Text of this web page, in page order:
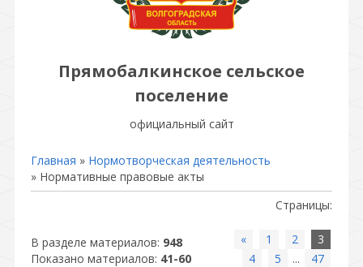
Прямобалкинское сельское
поселение
официальный сайт
Главная » Нормотворческая деятельность
» Нормативные правовые акты
В разделе материалов: 948
Показано материалов: 41-60
Страницы:
« 1 2
3
4
5 ...
47